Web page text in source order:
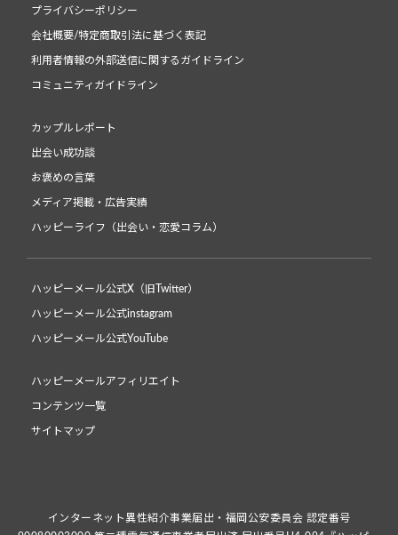
プライバシーポリシー
会社概要/特定商取引法に基づく表記
利用者情報の外部送信に関するガイドライン
コミュニティガイドライン
カップルレポート
出会い成功談
お褒めの言葉
メディア掲載・広告実績
ハッピーライフ（出会い・恋愛コラム）
ハッピーメール公式X（旧Twitter）
ハッピーメール公式instagram
ハッピーメール公式YouTube
ハッピーメールアフィリエイト
コンテンツ一覧
サイトマップ
インターネット異性紹介事業届出・福岡公安委員会 認定番号